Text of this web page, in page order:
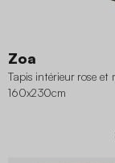
Zoa
Tapis intérieur rose et
160x230cm